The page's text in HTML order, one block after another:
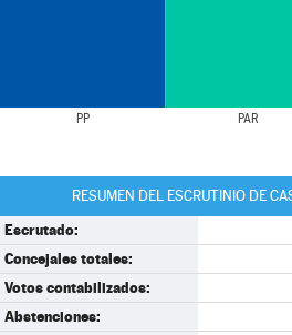
PP PAR
RESUMEN DEL ESCRUTINIO DE
Escrutado:
Concejales totales:
Votos contabilizados:
Abstenciones: